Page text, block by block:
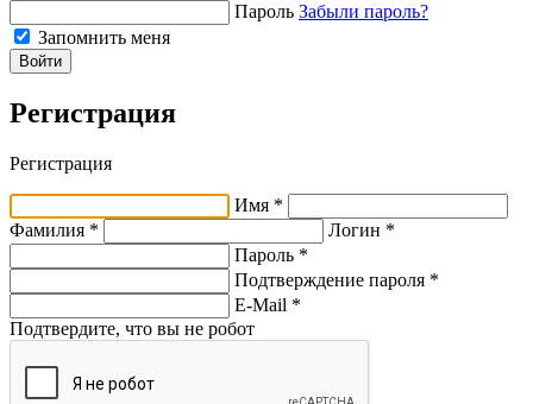
Пароль Забыли пароль?
Запомнить меня
Войти
Регистрация
Регистрация
Имя *
Фамилия *
Логин *
Пароль *
Подтверждение пароля *
E-Mail *
Подтвердите, что вы не робот